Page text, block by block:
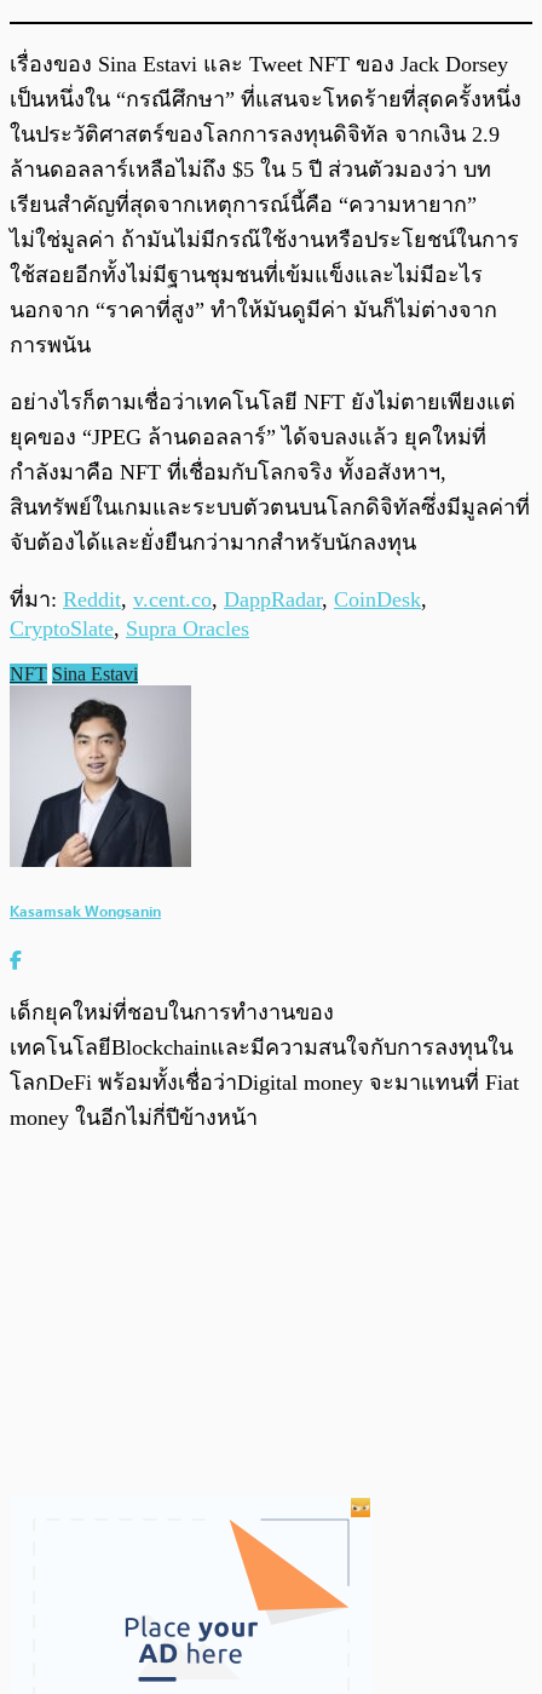
เรื่องของ Sina Estavi และ Tweet NFT ของ Jack Dorsey
เป็นหนึ่งใน “กรณีศึกษา” ที่แสนจะโหดร้ายที่สุดครั้งหนึ่ง
ในประวัติศาสตร์ของโลกการลงทุนดิจิทัล จากเงิน 2.9
ล้านดอลลาร์เหลือไม่ถึง $5 ใน 5 ปี ส่วนตัวมองว่า บท
เรียนสำคัญที่สุดจากเหตุการณ์นี้คือ “ความหายาก”
ไม่ใช่มูลค่า ถ้ามันไม่มีกรณ๊ใช้งานหรือประโยชน์ในการ
ใช้สอยอีกทั้งไม่มีฐานชุมชนที่เข้มแข็งและไม่มีอะไร
นอกจาก “ราคาที่สูง” ทำให้มันดูมีค่า มันก็ไม่ต่างจาก
การพนัน
อย่างไรก็ตามเชื่อว่าเทคโนโลยี NFT ยังไม่ตายเพียงแต่
ยุคของ “JPEG ล้านดอลลาร์” ได้จบลงแล้ว ยุคใหม่ที่
กำลังมาคือ NFT ที่เชื่อมกับโลกจริง ทั้งอสังหาฯ,
สินทรัพย์ในเกมและระบบตัวตนบนโลกดิจิทัลซึ่งมีมูลค่าที่
จับต้องได้และยั่งยืนกว่ามากสำหรับนักลงทุน
ที่มา: Reddit, v.cent.co, DappRadar, CoinDesk,
CryptoSlate, Supra Oracles
NFT Sina Estavi
Kasamsak Wongsanin
เด็กยุคใหม่ที่ชอบในการทำงานของ
เทคโนโลยีBlockchainและมีความสนใจกับการลงทุนใน
โลกDeFi พร้อมทั้งเชื่อว่าDigital money จะมาแทนที่ Fiat
money ในอีกไม่กี่ปีข้างหน้า